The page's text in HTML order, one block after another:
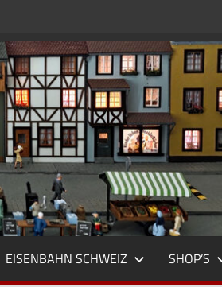
EISENBAHN SCHWEIZ SHOP’S